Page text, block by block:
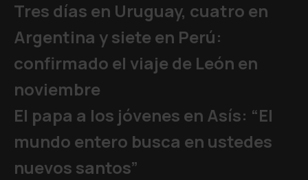
Tres días en Uruguay, cuatro en
Argentina y siete en Perú:
confirmado el viaje de León en
noviembre
El papa a los jóvenes en Asís: “El
mundo entero busca en ustedes
nuevos santos”